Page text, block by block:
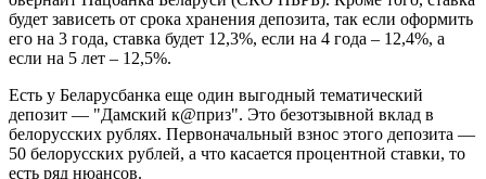
будет зависеть от срока хранения депозита, так если оформить
его на 3 года, ставка будет 12,3%, если на 4 года – 12,4%, а
если на 5 лет – 12,5%.
Есть у Беларусбанка еще один выгодный тематический
депозит — "Дамский к@приз". Это безотзывной вклад в
белорусских рублях. Первоначальный взнос этого депозита —
50 белорусских рублей, а что касается процентной ставки, то
есть ряд нюансов.